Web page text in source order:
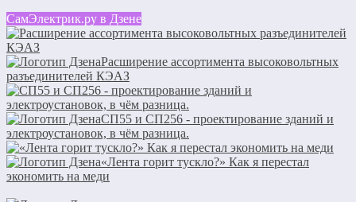
СамЭлектрик.ру в Дзене
Расширение ассортимента высоковольтных
разъединителей КЭАЗ
СП55 и СП256 - проектирование зданий и
электроустановок, в чём разница.
«Лента горит тускло?» Как я перестал
экономить на меди